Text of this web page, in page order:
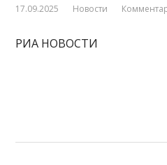
17.09.2025 Новости
РИА НОВОСТИ